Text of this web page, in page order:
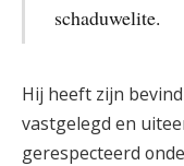
schaduwelite.
Hij heeft zijn
vastgelegd en
gerespecteerd